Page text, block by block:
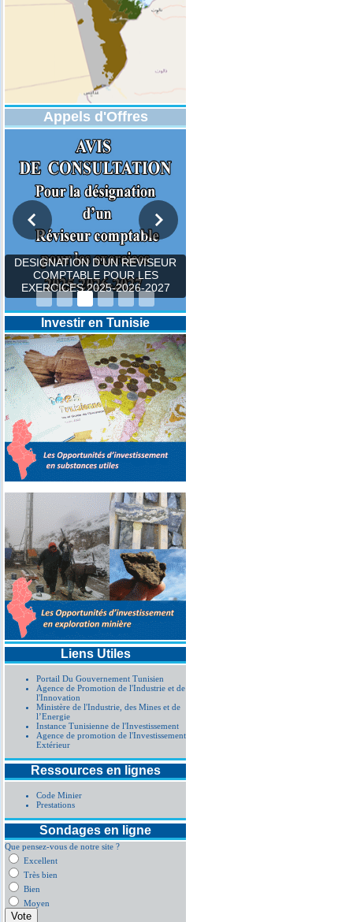
Appels d'Offres
DESIGNATION D’UN REVISEUR
COMPTABLE POUR LES
EXERCICES 2025-2026-2027
Investir en Tunisie
Liens Utiles
Portail Du Gouvernement Tunisien
Agence de Promotion de l'Industrie et de
l'Innovation
Ministère de l'Industrie, des Mines et de
l’Energie
Instance Tunisienne de l'Investissement
Agence de promotion de l'Investissement
Extérieur
Ressources en lignes
Code Minier
Prestations
Sondages en ligne
Que pensez-vous de notre site ?
Excellent
Très bien
Bien
Moyen